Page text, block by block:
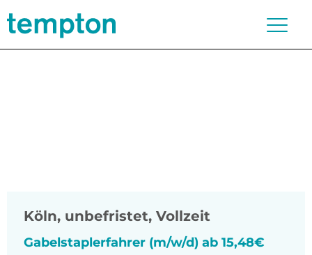
Köln, unbefristet, Vollzeit
Gabelstaplerfahrer (m/w/d) ab 15,48€